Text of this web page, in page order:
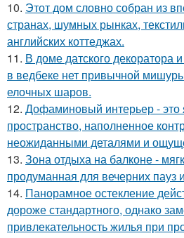
10. Этот дом словно собран из
странах, шумных рынках,
английских коттеджах.
11. В доме датского декоратора
в ведбеке нет привычной
елочных шаров.
12. Дофаминовый интерьер - это
пространство, наполненное
неожиданными деталями и
13. Зона отдыха на балконе -
продуманная для вечерних пауз
14. Панорамное остекление
дороже стандартного, однако
привлекательность жилья при